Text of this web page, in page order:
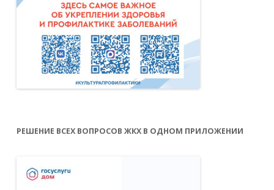
РЕШЕНИЕ ВСЕХ ВОПРОСОВ ЖКХ В ОДНОМ ПРИЛОЖЕНИИ